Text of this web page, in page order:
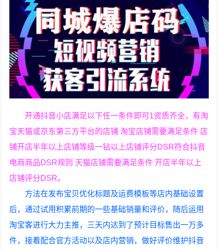
开通抖音小店满足以下任一条件即可1资质齐全，有淘
宝天猫或京东第三方平台的店铺 淘宝店铺需要满足条件 店
铺开店半年以上店铺等级一钻以上店铺评分DSR符合抖音
电商商品DSR规则 天猫店铺需要满足条件 开店半年以上
店铺评分DSR。
方法在发布宝贝优化标题及运费模板等店内基础设置
后，通过试用积累前期的一些基础销量和评价，随后运用
淘宝客进行大力主推，三天内达到了预计目标售出一万多
件，接着配合官方活动以及店内营销，做好评价维护抖音